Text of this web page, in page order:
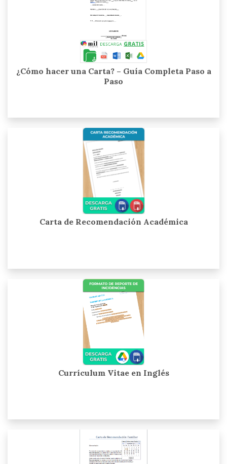
¿Cómo hacer una Carta? – Guía Completa Paso a
Paso
Carta de Recomendación Académica
Currículum Vitae en Inglés